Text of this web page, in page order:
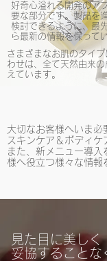
好奇心溢れる開発のア
要な部分です。製品を
検討できるように、最
ら最新の情報を保って
さまざまなお肌のタイ
わせは、全て天然由来
えています。
大切なお客様へいま必
スキンケア＆ボディケ
また、 新メニュー導入
様へ役立つ様々な情報
見た目に美しく
妥協することな